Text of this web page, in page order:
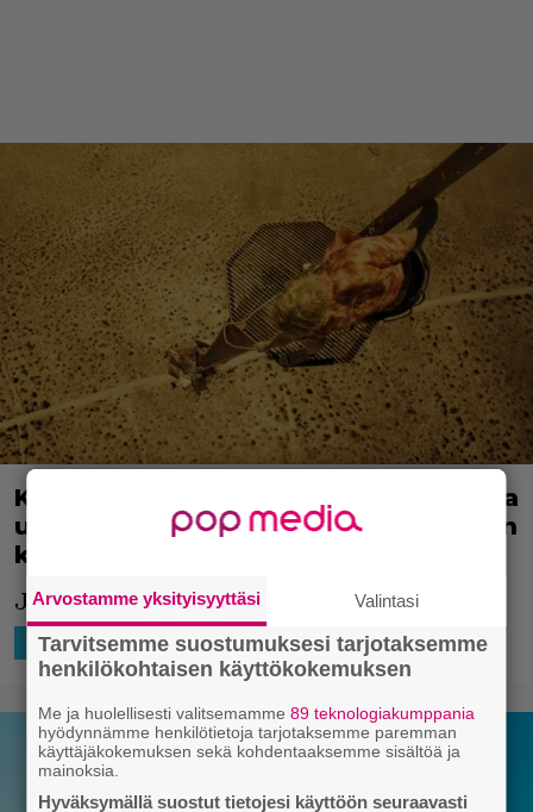
Kauhukunkku Stephen King hehkuttaa
uutta kauhuleffaa: ”Toivon, että olisin
kirjoittanut sen”
Jännärimeininkiä.
HOLLYWOOD 21.10.2022 08:26 Niko Ikonen
Arvostamme yksityisyyttäsi Valintasi
Tarvitsemme suostumuksesi tarjotaksemme
henkilökohtaisen käyttökokemuksen
Me ja huolellisesti valitsemamme89 teknologiakumppania
hyödynnämme henkilötietoja tarjotaksemme paremman
käyttäjäkokemuksen sekä kohdentaaksemme sisältöä ja
mainoksia.
Hyväksymällä suostut tietojesi käyttöön seuraavasti